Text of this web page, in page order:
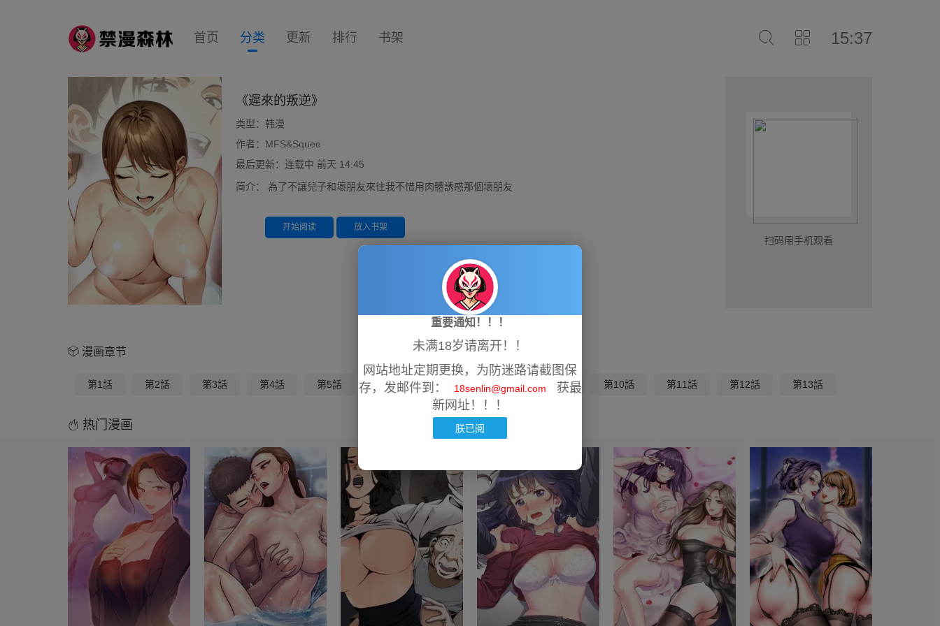
15:37
首页 分类 更新 排行 书架
《遲來的叛逆》
类型： 韩漫
作者： MFS&Squee
最后更新：连载中 前天 14:45
简介：
為了不讓兒子和壞朋友來往我不惜用肉體誘惑那個壞朋友
开始阅读 放入书架
扫码用手机观看
漫画章节
第1話 第2話 第3話 第4話 第5話 第6話 第7話 第8話 第9話 第10話 第11話 第12話 第13話
热门漫画
重要通知！！！
未满18岁请离开！！
网站地址定期更换，为防迷路请截图保
存，发邮件到：
18senlin@gmail.com
获最
新网址！！！
朕已阅